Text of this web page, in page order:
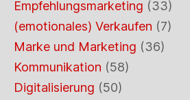
Empfehlungsmarketing (33)
(emotionales) Verkaufen (7)
Marke und Marketing (36)
Kommunikation (58)
Digitalisierung (50)